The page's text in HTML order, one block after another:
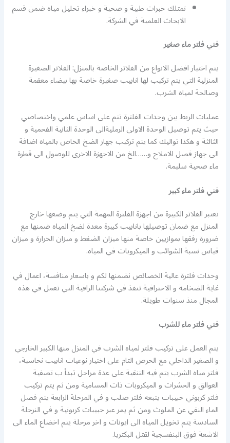
نمتلك خبرات طبية و صحية و خبراء تحليل مياه ضمن قسم
الابحاث العلمية في الشركة.
فني فلتر ماء صغير
يتم اختيار افضل الانواع من الفلاتر الخاصة بالمنزل: الفلاتر الصغيرة
المنزلية التي يتم تركيب لها انابيب صغيرة خاصة بها بيضاء معقمة
وصالحة لمياه الشرب.
عمليات الربط بين وحدات الفلترة تتم على اساس علمي واختصاصي
حيث يتم توصيل الوحدة الاولى الرمليةالى الوحدة الثانية الفحمية و
الثالثة و هكذا تواليك كما يتم تركيب جهاز الضخ الخاص بالمياه اضافة
الى جهاز فصل الاملاح و……الخ من الاجهزة الاخرى للوصول الى قطرة
ماء صحية سليمة.
فني فلتر ماء كبير
تعتبر الفلاتر الكبيرة من اجهزة الفلترة المهمة التي يتم وضعها خارج
المنزل مع ضمان توصيلها بانابيب كبيرة معدة لضخ المياه ضمنها مع
ضرورة رفقها بموازيين خاصة منها ميزان الضغط و ميزان الخرارة و ميزان
قياس نسبة الشوائب و الميكروبات في المياه.
وحدات فلترة عالية الخصائص نضمنها لكم و باسعار منافسة، اعمال في
غاية الضخامة و الاحترافية تنفذ في شركتنا الراقية التي تعمل في هذه
المجال منذ سنوات طويلة.
فني فلتر ماء للشرب
يتم العمل على تركيب فلتر لمياه الشرب في المنزل منها الكبير الخارجي
و الصغير الداخلي مع الحرص التام على اختيار نوعيات انابيب نحاسية،
فلتر مياه الشرب يتم فيه التنقية على عدة مراحل تبدأ ب تصفية
العوالق و الحشرات و الميكروبات ذات المسامية ومن ثم يتم تركيب
فلتر كربوني حبيبات يتبعه فلتر صلب و في المرحلة الرابعة يتم فصل
الماء النقي عن الملوث ومن ثم يمر عبر حبيبات كربونية و في النرحلة
السادسة يتم تخويل المياه الى ايونات و اخر مرحلة يتم اخضاع الماء الى
الاشعة فوق البنفسجية لقتل البكتريا.